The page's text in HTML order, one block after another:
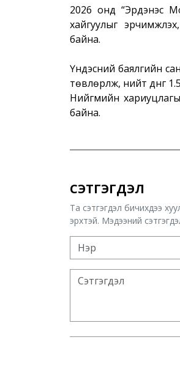
2026 онд “Эрдэнэс
хайгуулыг
байна.
Үндэсний баялгийн
төвлөрүүлж, нийт дүнг
Нийгмийн
байна.
СЭТГЭГДЭЛ
Та сэтгэгдэл бичихдээ
эрхтэй. Мэдээний